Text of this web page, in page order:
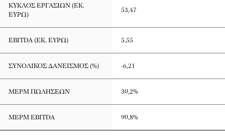
ΚΎΚΛΟΣ ΕΡΓΑΣΙΏΝ (ΕΚ.
ΕΥΡΏ)
53,47
EBITDA (ΕΚ. ΕΥΡΏ) 5,55
ΣΥΝΟΛΙΚΌΣ ΔΑΝΕΙΣΜΌΣ (%) -6,21
ΜΕΡΜ ΠΩΛΉΣΕΩΝ 30,2%
ΜΕΡΜ EBITDA 90,8%